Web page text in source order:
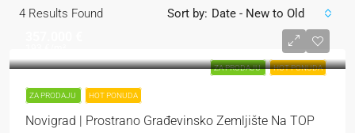
4 Results Found Sort by: Date - New to Old
ZA PRODAJU HOT PONUDA
ZA PRODAJU HOT PONUDA
Novigrad | Prostrano Građevinsko Zemljište Na TOP